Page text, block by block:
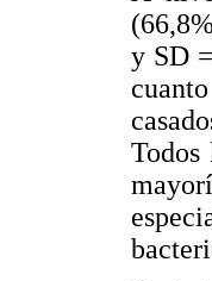
y SD
Todos